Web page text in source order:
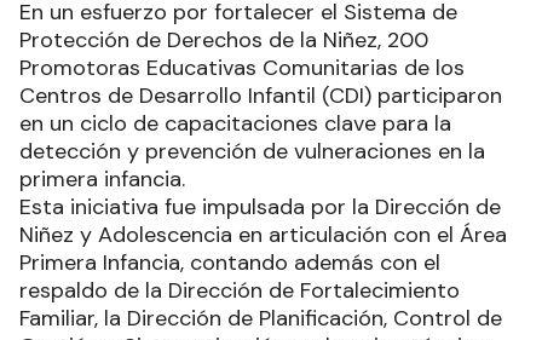
En un esfuerzo por fortalecer el Sistema de
Protección de Derechos de la Niñez, 200
Promotoras Educativas Comunitarias de los
Centros de Desarrollo Infantil (CDI) participaron
en un ciclo de capacitaciones clave para la
detección y prevención de vulneraciones en la
primera infancia.
Esta iniciativa fue impulsada por la Dirección de
Niñez y Adolescencia en articulación con el Área
Primera Infancia, contando además con el
respaldo de la Dirección de Fortalecimiento
Familiar, la Dirección de Planificación, Control de